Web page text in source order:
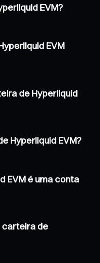
EVM?
EVM
de Hyperliquid
Hyperliquid EVM?
EVM é uma conta
carteira de